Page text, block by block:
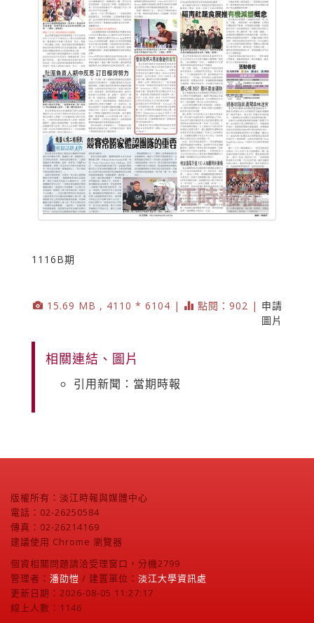
1116B期
15.69 MB , 4110 * 6104 | 點閱：902 | 申請
圖片
相關連結、圖片
引用新聞：當期時報
版權所有：淡江時報與媒體中心
電話：02-26250584
傳真：02-26214169
建議使用 Chrome 瀏覽器
個資相關問題請洽受理窗口，分機2799
管理者： 潘劭愷 / 建置單位： 淡江大學資訊處
更新日期：2026-08-05 11:27:17
線上人數：1146